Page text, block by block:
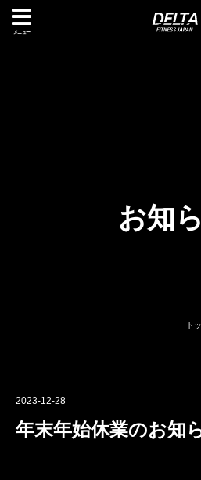
メニュー
お知
ト
2023-12-28
年末年始休業のお知